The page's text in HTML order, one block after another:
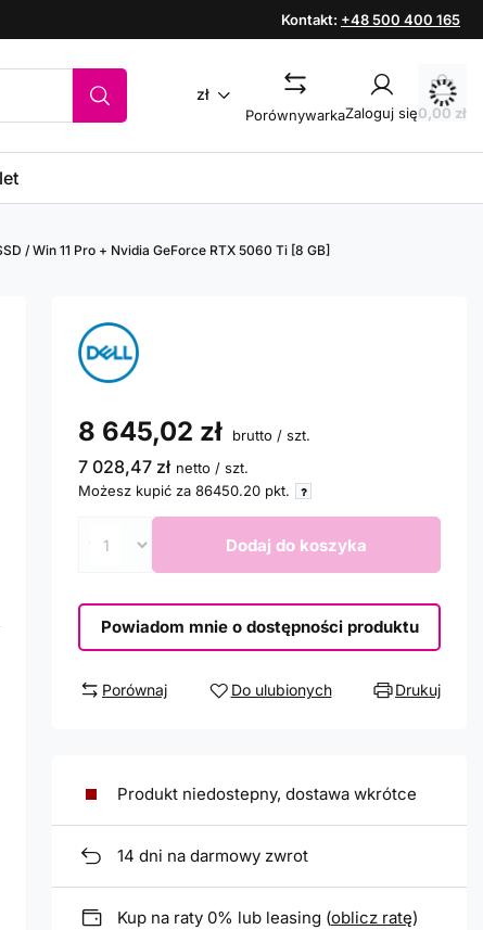
Kontakt: +48 500 400 165
zł
PorównywarkaZaloguj się0,00 zł
/ Win 11 Pro + Nvidia GeForce RTX 5060 Ti [8 GB]
8 645,02 zł brutto / szt.
7 028,47 zł netto / szt.
Możesz kupić za 86450.20 pkt.
Dodaj do koszyka
Powiadom mnie o dostępności produktu
Porównaj Do ulubionych Drukuj
Produkt niedostepny, dostawa wkrótce
14 dni na darmowy zwrot
Kup na raty 0% lub leasing (oblicz ratę)